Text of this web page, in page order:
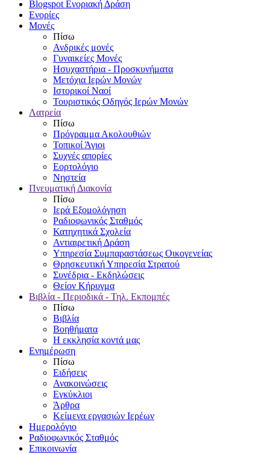
Blogspot Ενοριακή Δράση
Ενορίες
Μονές
Πίσω
Ανδρικές μονές
Γυναικείες Μονές
Ησυχαστήρια - Προσκυνήματα
Μετόχια Ιερών Μονών
Ιστορικοί Ναοί
Τουριστικός Οδηγός Ιερών Μονών
Λατρεία
Πίσω
Πρόγραμμα Ακολουθιών
Τοπικοί Άγιοι
Συχνές απορίες
Εορτολόγιο
Νηστεία
Πνευματική Διακονία
Πίσω
Ιερά Εξομολόγηση
Ραδιοφωνικός Σταθμός
Κατηχητικά Σχολεία
Αντιαιρετική Δράση
Υπηρεσία Συμπαραστάσεως Οικογενείας
Θρησκευτική Υπηρεσία Στρατού
Συνέδρια - Εκδηλώσεις
Θείον Κήρυγμα
Βιβλία - Περιοδικά - Τηλ. Εκπομπές
Πίσω
Βιβλία
Βοηθήματα
Η εκκλησία κοντά μας
Ενημέρωση
Πίσω
Ειδήσεις
Ανακοινώσεις
Εγκύκλιοι
Άρθρα
Κείμενα εργασιών Ιερέων
Ημερολόγιο
Ραδιοφωνικός Σταθμός
Επικοινωνία